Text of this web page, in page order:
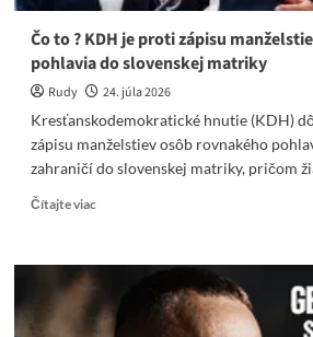
Čo to ? KDH je proti zápisu
pohlavia do slovenskej matriky
Rudy
24. júla 2026
Kresťanskodemokratické hnutie (KDH)
zápisu manželstiev osôb rovnakého
zahraničí do slovenskej matriky, pričom
Čítajte viacRead
Čo